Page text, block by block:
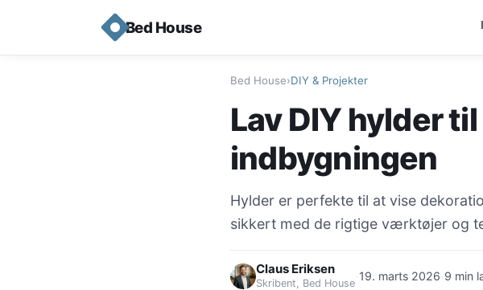
Bed House
Bed House›DIY & Projekter
Lav DIY hylder
indbygningen
Hylder er perfekte til at vise
sikkert med de rigtige værktøjer og
Claus Eriksen
Skribent, Bed House
19. marts 2026 9 min